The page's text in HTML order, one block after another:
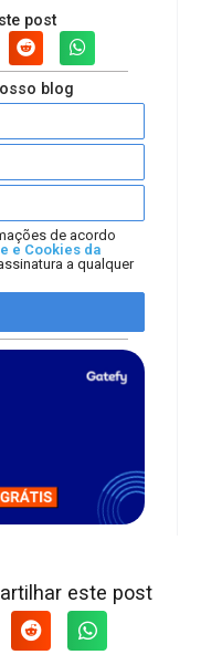
post
blog
de acordo
e Cookies da
a qualquer
este post